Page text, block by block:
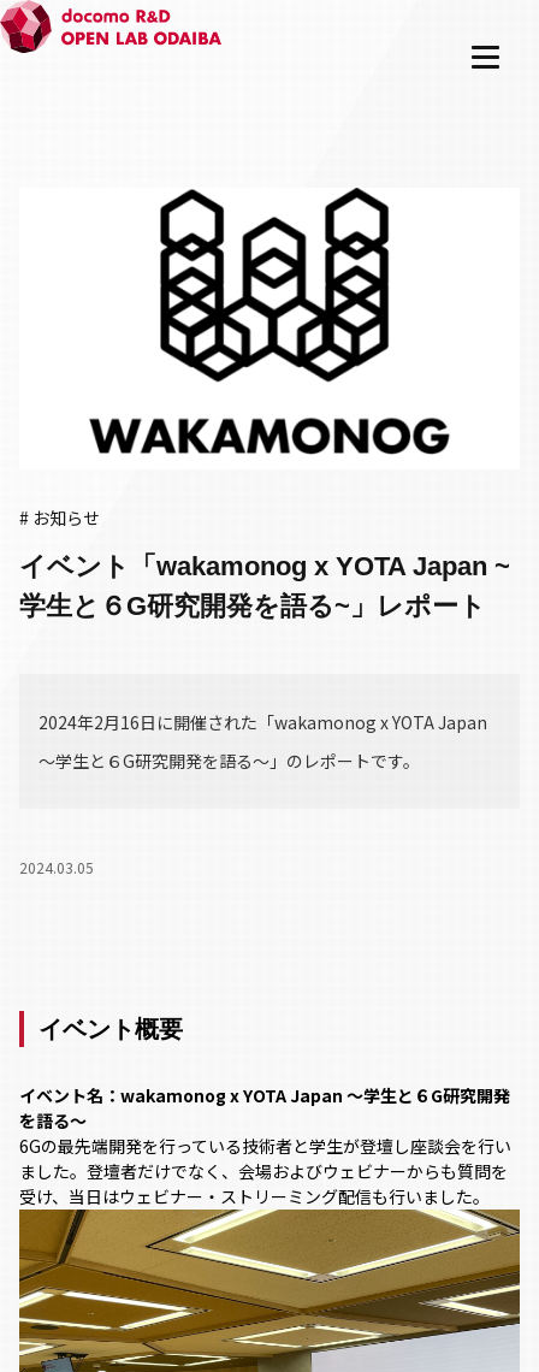
# お知らせ
イベント「wakamonog x YOTA Japan ~
学生と６G研究開発を語る~」レポート
2024年2月16日に開催された「wakamonog x YOTA Japan
～学生と６G研究開発を語る～」のレポートです。
2024.03.05
イベント概要
イベント名：wakamonog x YOTA Japan ～学生と６G研究開発
を語る～
6Gの最先端開発を行っている技術者と学生が登壇し座談会を行い
ました。登壇者だけでなく、会場およびウェビナーからも質問を
受け、当日はウェビナー・ストリーミング配信も行いました。